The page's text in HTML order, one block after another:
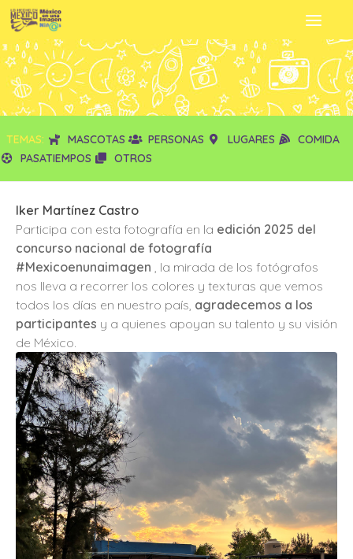
TEMAS: MASCOTAS PERSONAS LUGARES
COMIDA
PASATIEMPOS
OTROS
Iker Martínez Castro
Participa con esta fotografía en la edición 2025 del
concurso nacional de fotografía
#Mexicoenunaimagen , la mirada de los fotógrafos
nos lleva a recorrer los colores y texturas que vemos
todos los días en nuestro país, agradecemos a los
participantes y a quienes apoyan su talento y su visión
de México.